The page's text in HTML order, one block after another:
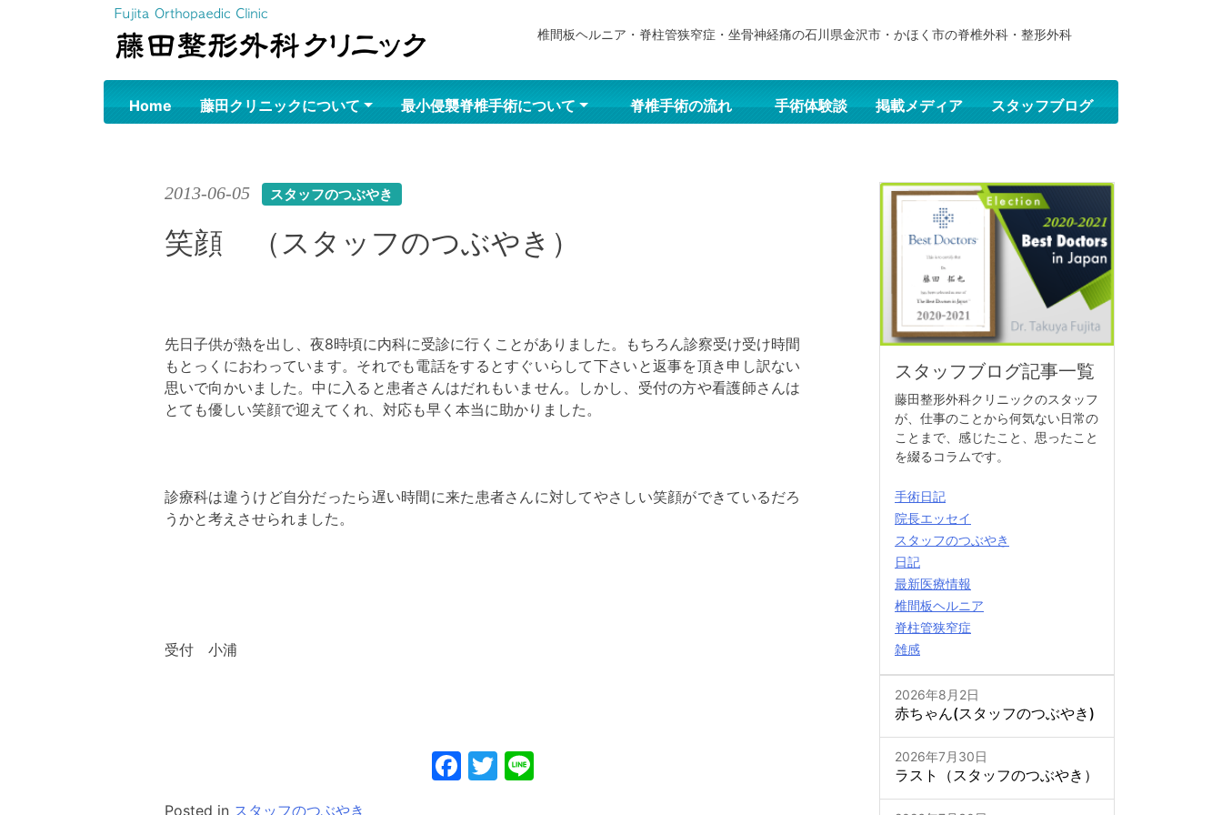
椎間板ヘルニア・脊柱管狭窄症・坐骨神経痛の石川県金沢市・かほく市の脊椎外科・整形外科
Home 藤田クリニックについて 最小侵襲脊椎手術について 脊椎手術の流れ 手術体験談 掲載メディア スタッフブログ
2013-06-05 スタッフのつぶやき
笑顔 （スタッフのつぶやき）
先日子供が熱を出し、夜8時頃に内科に受診に行くことがありました。もちろん診察受け受け時間
もとっくにおわっています。それでも電話をするとすぐいらして下さいと返事を頂き申し訳ない
思いで向かいました。中に入ると患者さんはだれもいません。しかし、受付の方や看護師さんは
とても優しい笑顔で迎えてくれ、対応も早く本当に助かりました。
診療科は違うけど自分だったら遅い時間に来た患者さんに対してやさしい笑顔ができているだろ
うかと考えさせられました。
受付 小浦
Facebook
Twitter
Line
Posted in スタッフのつぶやき
スタッフブログ記事一覧
藤田整形外科クリニックのスタッフ
が、仕事のことから何気ない日常の
ことまで、感じたこと、思ったこと
を綴るコラムです。
手術日記
院長エッセイ
スタッフのつぶやき
日記
最新医療情報
椎間板ヘルニア
脊柱管狭窄症
雑感
2026年8月2日
赤ちゃん(スタッフのつぶやき)
2026年7月30日
ラスト（スタッフのつぶやき）